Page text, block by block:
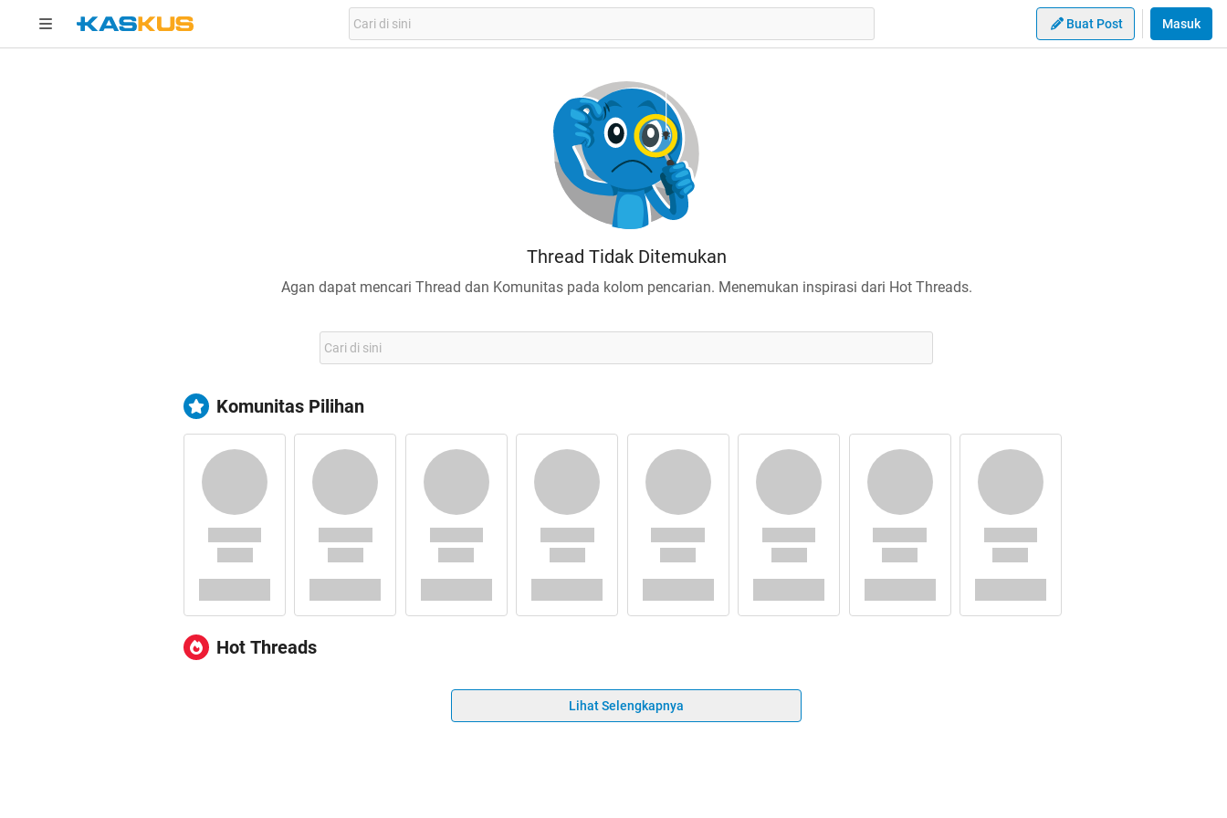
Buat Post Masuk
Thread Tidak Ditemukan
Agan dapat mencari Thread dan Komunitas pada kolom pencarian. Menemukan inspirasi dari Hot Threads.
Komunitas Pilihan
Hot Threads
Lihat Selengkapnya